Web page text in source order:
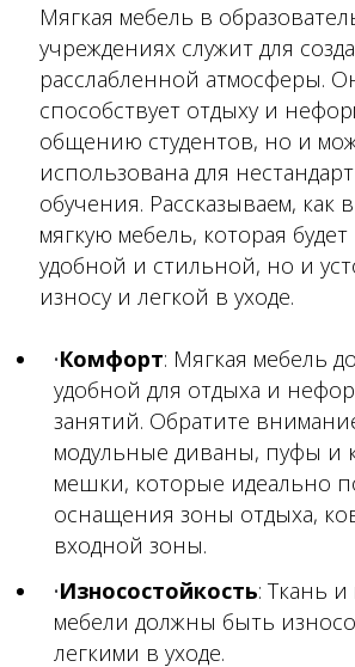
Мягкая мебель в
учреждениях служит для
расслабленной атмосферы.
способствует отдыху и
общению студентов, но и
использована для
обучения. Рассказываем, как
мягкую мебель, которая
удобной и стильной, но и
износу и легкой в уходе.
Комфорт: Мягкая мебель
удобной для отдыха и
занятий. Обратите
модульные диваны, пуфы и
мешки, которые идеально
оснащения зоны отдыха,
входной зоны.
Износостойкость: Ткань
мебели должны быть
легкими в уходе.